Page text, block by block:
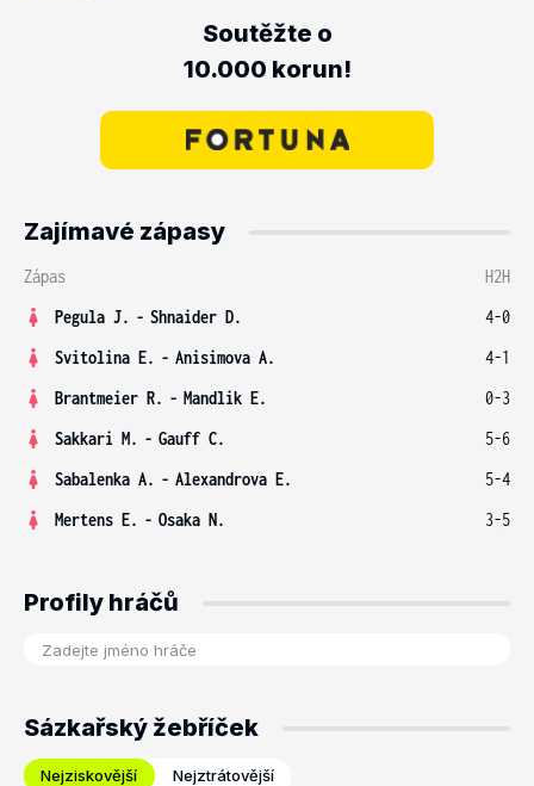
Soutěžte o
10.000 korun!
Zajímavé zápasy
Zápas
H2H
Pegula J. - Shnaider D.
4-0
Svitolina E. - Anisimova A.
4-1
Brantmeier R. - Mandlik E.
0-3
Sakkari M. - Gauff C.
5-6
Sabalenka A. - Alexandrova E.
5-4
Mertens E. - Osaka N. 3-5
Profily hráčů
Sázkařský žebříček
Nejziskovější Nejztrátovější